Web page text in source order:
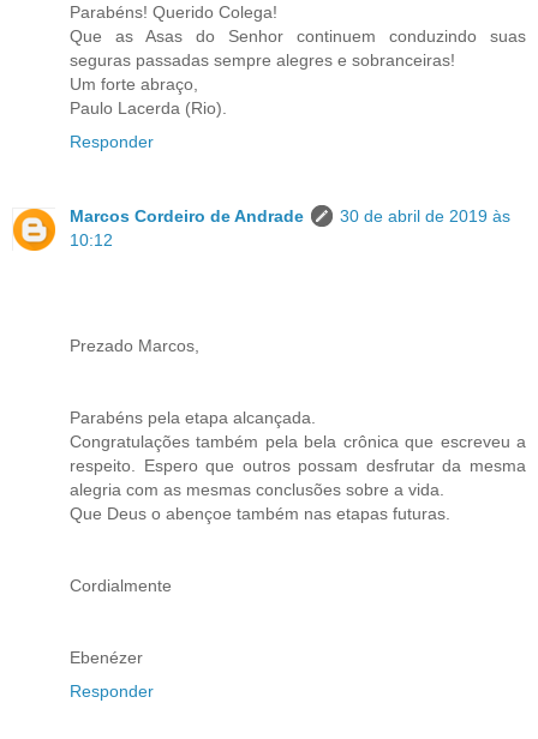
Parabéns! Querido Colega!
Que as Asas do Senhor continuem conduzindo suas
seguras passadas sempre alegres e sobranceiras!
Um forte abraço,
Paulo Lacerda (Rio).
Responder
Marcos Cordeiro de Andrade
30 de abril de 2019 às
10:12
Prezado Marcos,
Parabéns pela etapa alcançada.
Congratulações também pela bela crônica que escreveu a
respeito. Espero que outros possam desfrutar da mesma
alegria com as mesmas conclusões sobre a vida.
Que Deus o abençoe também nas etapas futuras.
Cordialmente
Ebenézer
Responder